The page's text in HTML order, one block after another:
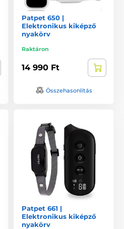
Patpet 650 |
Elektronikus kiképző
nyakörv
Raktáron
14 990 Ft
Összehasonlítás
Patpet 661 |
Elektronikus kiképző
nyakörv